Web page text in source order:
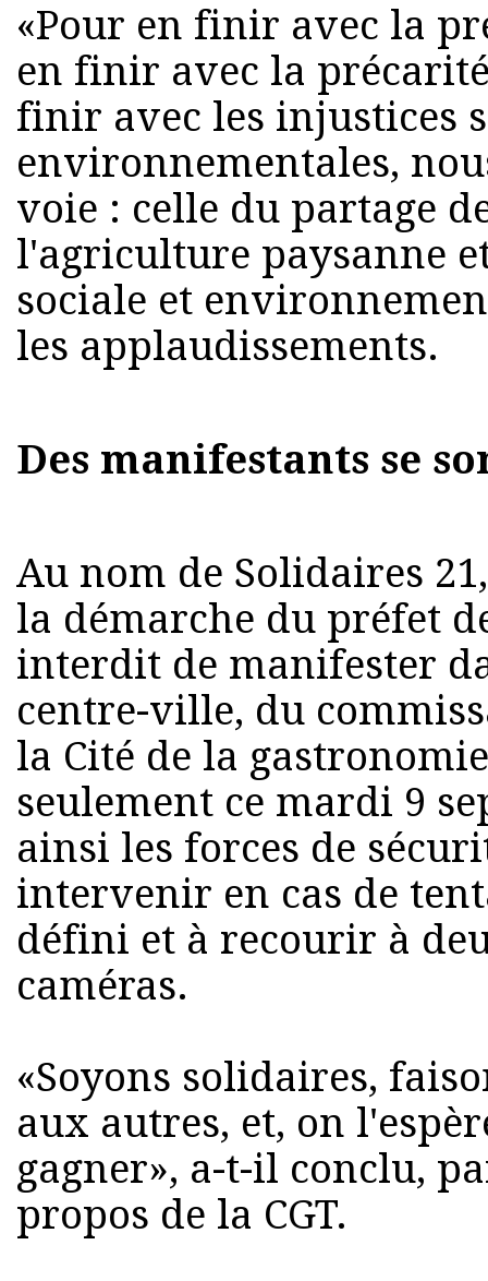
«Pour en finir avec la
en finir avec la
finir avec les injustices
environnementales,
voie : celle du partage
l'agriculture paysanne
sociale et
les applaudissements.
Des manifestants se
Au nom de Solidaires
la démarche du préfet
interdit de manifester
centre-ville, du
la Cité de la
seulement ce mardi 9
ainsi les forces de
intervenir en cas de
défini et à recourir à
caméras.
«Soyons solidaires,
aux autres, et, on
gagner», a-t-il conclu,
propos de la CGT.